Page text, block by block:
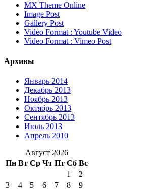
MX Theme Online
Image Post
Gallery Post
Video Format : Youtube Video
Video Format : Vimeo Post
Архивы
Январь 2014
Декабрь 2013
Ноябрь 2013
Октябрь 2013
Сентябрь 2013
Июль 2013
Апрель 2010
Август 2026
Пн Вт Ср Чт Пт Сб Вс
1
2
3
4 5 6 7 8 9